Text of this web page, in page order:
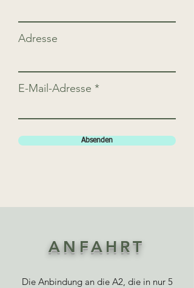
Adresse
E-Mail-Adresse
Absenden
ANFAHRT
Die Anbindung an die A2, die in nur 5